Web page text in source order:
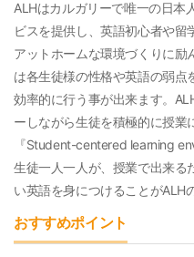
ALHはカルガリーで唯一の日本
ビスを提供し、英語初心者や留
アットホームな環境づくりに励
は各生徒様の性格や英語の弱点
効率的に行う事が出来ます。
ーしながら生徒を積極的に授業
『Student-centered learning
生徒一人一人が、授業で出来る
い英語を身につけることがALH
おすすめポイント